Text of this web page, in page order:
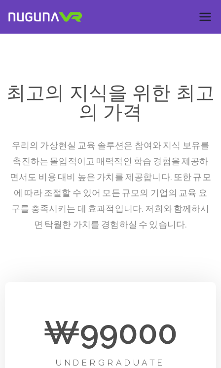
Nuguna VR –
LMS
최고의 지식을 위한 최고
의 가격
우리의 가상현실 교육 솔루션은 참여와 지식 보유를
촉진하는 몰입적이고 매력적인 학습 경험을 제공하
면서도 비용 대비 높은 가치를 제공합니다. 또한 규모
에 따라 조절할 수 있어 모든 규모의 기업의 교육 요
구를 충족시키는 데 효과적입니다. 저희와 함께하시
면 탁월한 가치를 경험하실 수 있습니다.
₩99000
UNDERGRADUATE